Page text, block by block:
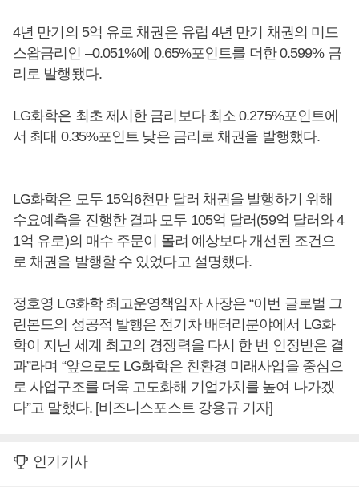
4년 만기의 5억 유로 채권은 유럽 4년 만기 채권의 미드
스왑금리인 –0.051%에 0.65%포인트를 더한 0.599% 금
리로 발행됐다.
LG화학은 최초 제시한 금리보다 최소 0.275%포인트에
서 최대 0.35%포인트 낮은 금리로 채권을 발행했다.
LG화학은 모두 15억6천만 달러 채권을 발행하기 위해
수요예측을 진행한 결과 모두 105억 달러(59억 달러와 4
1억 유로)의 매수 주문이 몰려 예상보다 개선된 조건으
로 채권을 발행할 수 있었다고 설명했다.
정호영 LG화학 최고운영책임자 사장은 “이번 글로벌 그
린본드의 성공적 발행은 전기차 배터리분야에서 LG화
학이 지닌 세계 최고의 경쟁력을 다시 한 번 인정받은 결
과”라며 “앞으로도 LG화학은 친환경 미래사업을 중심으
로 사업구조를 더욱 고도화해 기업가치를 높여 나가겠
다”고 말했다. [비즈니스포스트 강용규 기자]
인기기사